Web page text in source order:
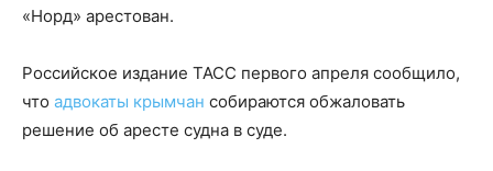
«Норд» арестован.
Российское издание ТАСС первого апреля сообщило,
что адвокаты крымчан собираются обжаловать
решение об аресте судна в суде.